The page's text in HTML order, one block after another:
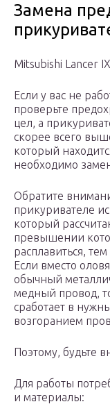
Замена
Mitsubishi Lancer
Если у вас не
проверьте
цел, а
скорее всего
который
необходимо
Обратите
прикуривателе
который
превышении
расплавиться,
Если вместо
обычный
медный провод,
сработает в
возгоранием
Поэтому, будьте
Для работы
и материалы: